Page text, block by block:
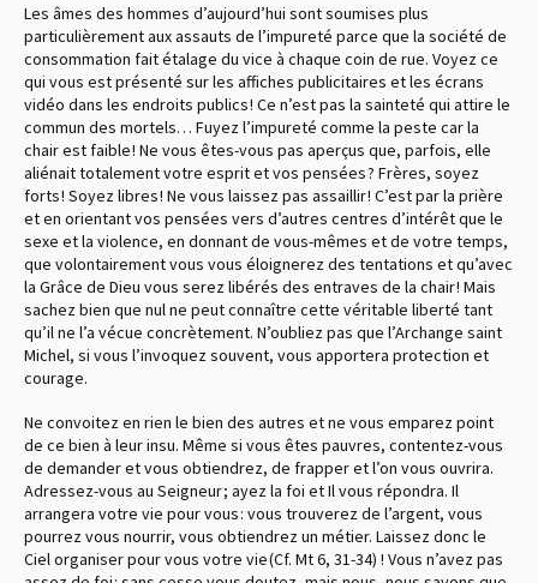
Les âmes des hommes d’aujourd’hui sont soumises plus
particulièrement aux assauts de l’impureté parce que la société de
consommation fait étalage du vice à chaque coin de rue. Voyez ce
qui vous est présenté sur les affiches publicitaires et les écrans
vidéo dans les endroits publics ! Ce n’est pas la sainteté qui attire le
commun des mortels… Fuyez l’impureté comme la peste car la
chair est faible ! Ne vous êtes-vous pas aperçus que, parfois, elle
aliénait totalement votre esprit et vos pensées ? Frères, soyez
forts ! Soyez libres ! Ne vous laissez pas assaillir ! C’est par la prière
et en orientant vos pensées vers d’autres centres d’intérêt que le
sexe et la violence, en donnant de vous-mêmes et de votre temps,
que volontairement vous vous éloignerez des tentations et qu’avec
la Grâce de Dieu vous serez libérés des entraves de la chair ! Mais
sachez bien que nul ne peut connaître cette véritable liberté tant
qu’il ne l’a vécue concrètement. N’oubliez pas que l’Archange saint
Michel, si vous l’invoquez souvent, vous apportera protection et
courage.
Ne convoitez en rien le bien des autres et ne vous emparez point
de ce bien à leur insu. Même si vous êtes pauvres, contentez-vous
de demander et vous obtiendrez, de frapper et l’on vous ouvrira.
Adressez-vous au Seigneur ; ayez la foi et Il vous répondra. Il
arrangera votre vie pour vous : vous trouverez de l’argent, vous
pourrez vous nourrir, vous obtiendrez un métier. Laissez donc le
Ciel organiser pour vous votre vie (Cf. Mt 6, 31-34) ! Vous n’avez pas